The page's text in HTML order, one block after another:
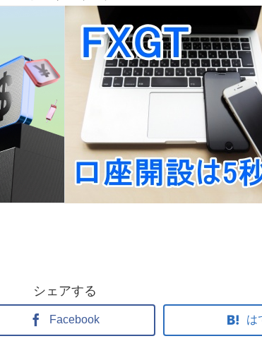
シェアする
Facebook は